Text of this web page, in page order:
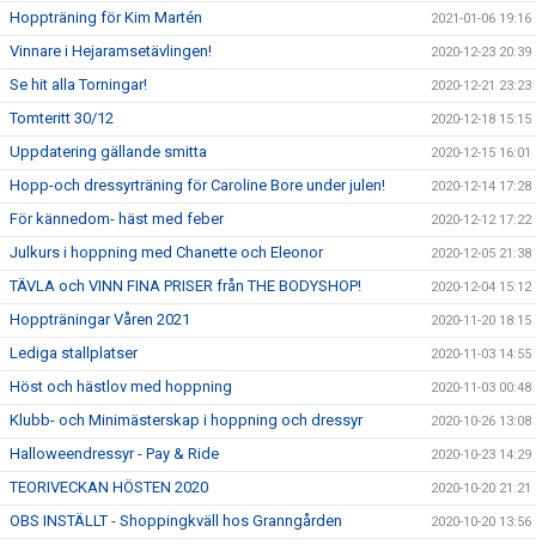
Hoppträning för Kim Martén 2021-01-06 19:16
Vinnare i Hejaramsetävlingen! 2020-12-23 20:39
Se hit alla Torningar! 2020-12-21 23:23
Tomteritt 30/12 2020-12-18 15:15
Uppdatering gällande smitta 2020-12-15 16:01
Hopp-och dressyrträning för Caroline Bore under julen! 2020-12-14 17:28
För kännedom- häst med feber 2020-12-12 17:22
Julkurs i hoppning med Chanette och Eleonor 2020-12-05 21:38
TÄVLA och VINN FINA PRISER från THE BODYSHOP! 2020-12-04 15:12
Hoppträningar Våren 2021 2020-11-20 18:15
Lediga stallplatser 2020-11-03 14:55
Höst och hästlov med hoppning 2020-11-03 00:48
Klubb- och Minimästerskap i hoppning och dressyr 2020-10-26 13:08
Halloweendressyr - Pay & Ride 2020-10-23 14:29
TEORIVECKAN HÖSTEN 2020 2020-10-20 21:21
OBS INSTÄLLT - Shoppingkväll hos Granngården 2020-10-20 13:56